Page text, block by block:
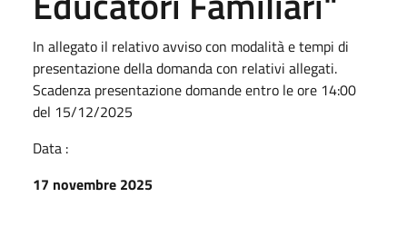
In allegato il relativo avviso con modalità e tempi di
presentazione della domanda con relativi allegati.
Scadenza presentazione domande entro le ore 14:00
del 15/12/2025
Data :
17 novembre 2025